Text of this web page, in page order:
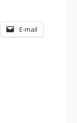
E-mail